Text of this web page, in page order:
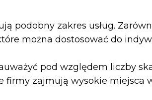
podobny zakres usług.
można dostosować do
pod względem liczby
firmy zajmują wysokie miejsca